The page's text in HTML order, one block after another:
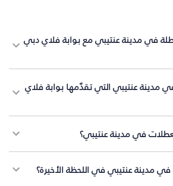
في مدينة عنتيبي مع بوابة فلاي دبي
مدينة عنتيبي التي تقدّمها بوابة فلاي
في مدينة عنتيبي؟
مدينة عنتيبي في اللحظة الأخيرة؟